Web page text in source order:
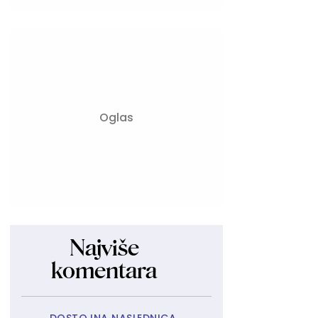
Najviše
komentara